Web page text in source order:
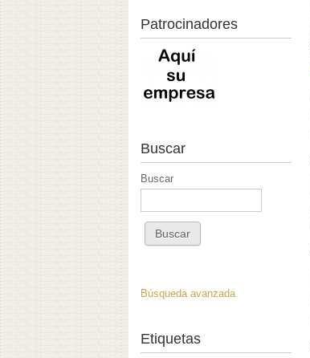
Patrocinadores
Buscar
Buscar
Búsqueda avanzada
Etiquetas